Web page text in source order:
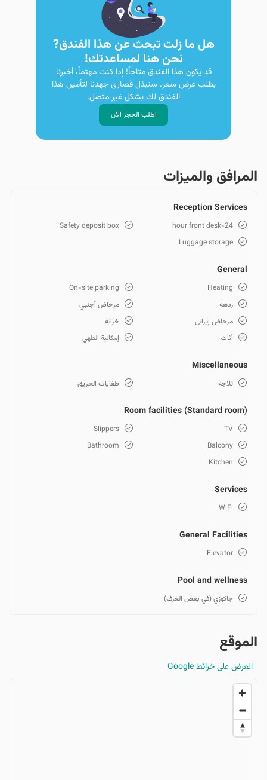
هل ما زلت تبحث عن هذا الفندق?
نحن هنا لمساعدتك!
قد يكون هذا الفندق متاحاً! إذا كنت مهتماً، أخبرنا
بطلب عرض سعر. سنبذل قصارى جهدنا لتأمين هذا
الفندق لك بشكل غير متصل.
اطلب الحجز الآن
المرافق والمیزات
Reception Services
24-hour front desk
Safety deposit box
Luggage storage
General
Heating
On-site parking
ردهة
مرحاض أجنبي
مرحاض إيراني
خزانة
أثاث
إمكانية الطهي
Miscellaneous
ثلاجة طفايات الحريق
Room facilities (Standard room)
TV
Slippers
Balcony
Bathroom
Kitchen
Services
WiFi
General Facilities
Elevator
Pool and wellness
جاكوزي (في بعض الغرف)
الموقع
العرض على خرائط Google